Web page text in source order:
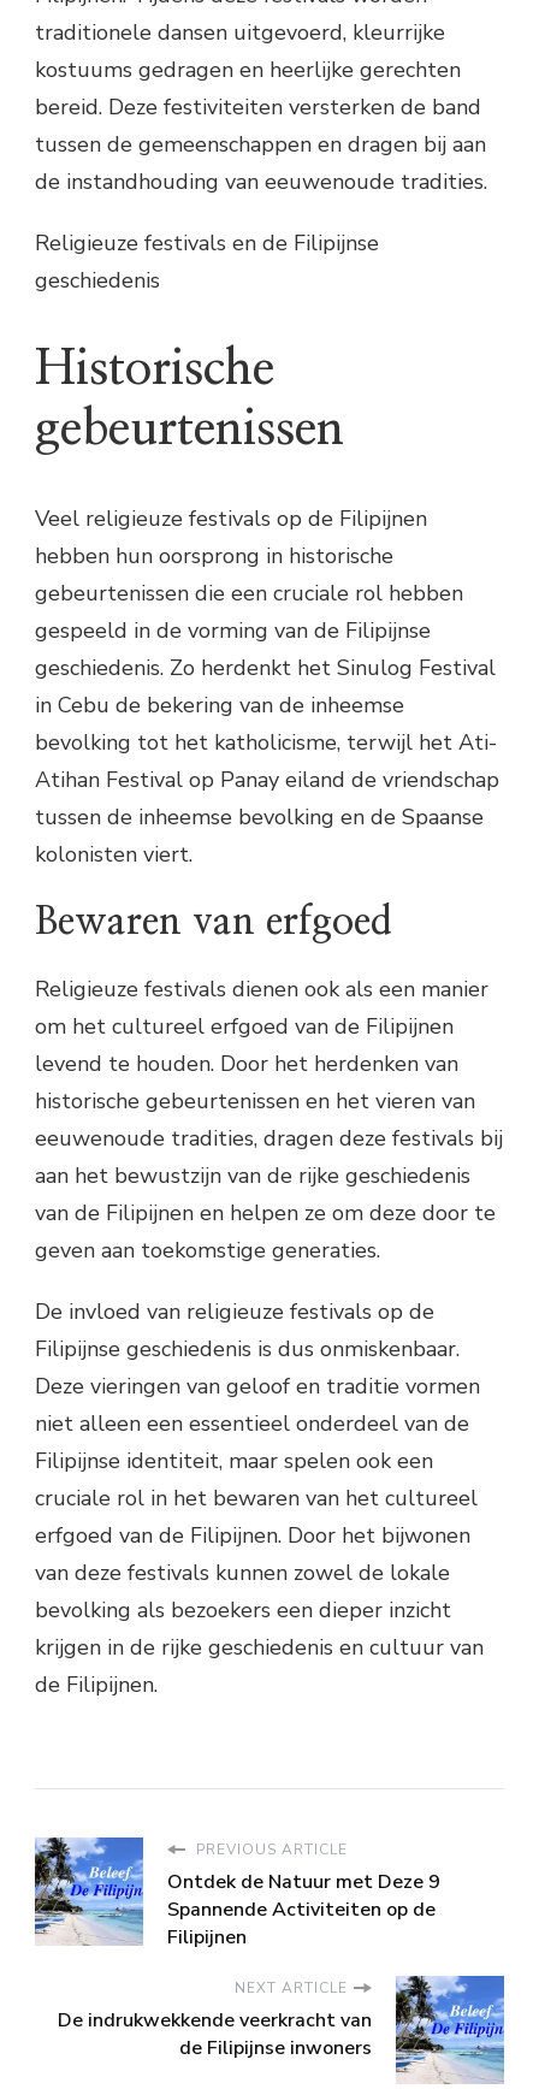
traditionele dansen uitgevoerd, kleurrijke
kostuums gedragen en heerlijke gerechten
bereid. Deze festiviteiten versterken de band
tussen de gemeenschappen en dragen bij aan
de instandhouding van eeuwenoude tradities.
Religieuze festivals en de Filipijnse
geschiedenis
Historische
gebeurtenissen
Veel religieuze festivals op de Filipijnen
hebben hun oorsprong in historische
gebeurtenissen die een cruciale rol hebben
gespeeld in de vorming van de Filipijnse
geschiedenis. Zo herdenkt het Sinulog Festival
in Cebu de bekering van de inheemse
bevolking tot het katholicisme, terwijl het Ati-
Atihan Festival op Panay eiland de vriendschap
tussen de inheemse bevolking en de Spaanse
kolonisten viert.
Bewaren van erfgoed
Religieuze festivals dienen ook als een manier
om het cultureel erfgoed van de Filipijnen
levend te houden. Door het herdenken van
historische gebeurtenissen en het vieren van
eeuwenoude tradities, dragen deze festivals bij
aan het bewustzijn van de rijke geschiedenis
van de Filipijnen en helpen ze om deze door te
geven aan toekomstige generaties.
De invloed van religieuze festivals op de
Filipijnse geschiedenis is dus onmiskenbaar.
Deze vieringen van geloof en traditie vormen
niet alleen een essentieel onderdeel van de
Filipijnse identiteit, maar spelen ook een
cruciale rol in het bewaren van het cultureel
erfgoed van de Filipijnen. Door het bijwonen
van deze festivals kunnen zowel de lokale
bevolking als bezoekers een dieper inzicht
krijgen in de rijke geschiedenis en cultuur van
de Filipijnen.
PREVIOUS ARTICLE
Ontdek de Natuur met Deze 9
Spannende Activiteiten op de
Filipijnen
NEXT ARTICLE
De indrukwekkende veerkracht van
de Filipijnse inwoners